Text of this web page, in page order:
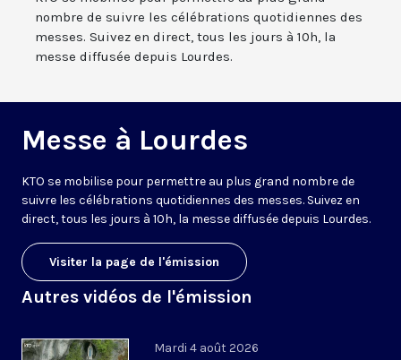
nombre de suivre les célébrations quotidiennes des
messes. Suivez en direct, tous les jours à 10h, la
messe diffusée depuis Lourdes.
Messe à Lourdes
KTO se mobilise pour permettre au plus grand nombre de
suivre les célébrations quotidiennes des messes. Suivez en
direct, tous les jours à 10h, la messe diffusée depuis Lourdes.
Visiter la page de l'émission
Autres vidéos de l'émission
Mardi 4 août 2026